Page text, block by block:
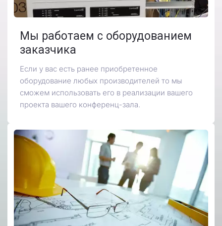
Мы работаем с оборудованием
заказчика
Если у вас есть ранее приобретенное
оборудование любых производителей то мы
сможем использовать его в реализации вашего
проекта вашего конференц-зала.